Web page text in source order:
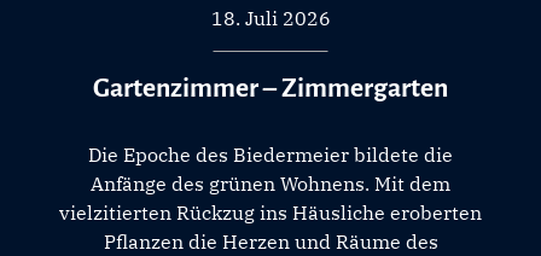
18. Juli 2026
Gartenzimmer – Zimmergarten
Die Epoche des Biedermeier bildete die
Anfänge des grünen Wohnens. Mit dem
vielzitierten Rückzug ins Häusliche eroberten
Pflanzen die Herzen und Räume des